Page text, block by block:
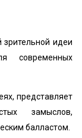
идеи
современных
представляет
замыслов,
балластом.